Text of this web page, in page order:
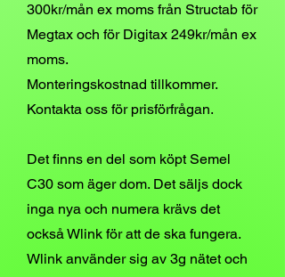
300kr/mån ex moms från Structab för
Megtax och för Digitax 249kr/mån ex
moms.
Monteringskostnad tillkommer.
Kontakta oss för prisförfrågan.
Det finns en del som köpt Semel
C30 som äger dom. Det säljs dock
inga nya och numera krävs det
också Wlink för att de ska fungera.
Wlink använder sig av 3g nätet och